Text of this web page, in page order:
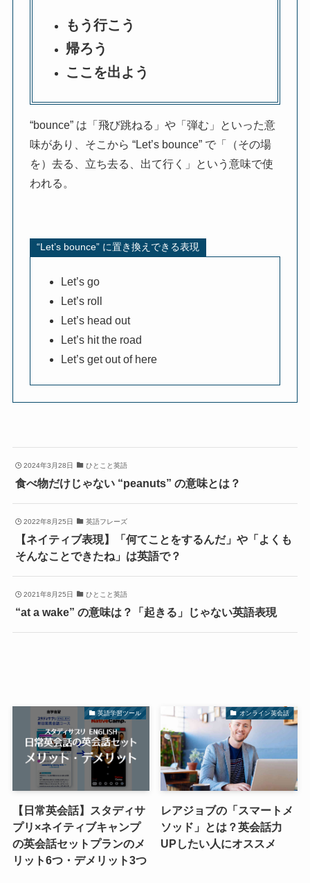
もう行こう
帰ろう
ここを出よう
“bounce” は「飛び跳ねる」や「弾む」といった意
味があり、そこから “Let’s bounce” で「（その場
を）去る、立ち去る、出て行く」という意味で使
われる。
“Let’s bounce” に置き換えできる表現
Let’s go
Let’s roll
Let’s head out
Let’s hit the road
Let’s get out of here
2024年3月28日 ひとこと英語
食べ物だけじゃない “peanuts” の意味とは？
2022年8月25日 英語フレーズ
【ネイティブ表現】「何てことをするんだ」や「よくも
そんなことできたね」は英語で？
2021年8月25日 ひとこと英語
“at a wake” の意味は？「起きる」じゃない英語表現
英語学習ツール
【日常英会話】スタディサ
プリ×ネイティブキャンプ
の英会話セットプランのメ
リット6つ・デメリット3つ
オンライン英会話
レアジョブの「スマートメ
ソッド」とは？英会話力
UPしたい人にオススメ